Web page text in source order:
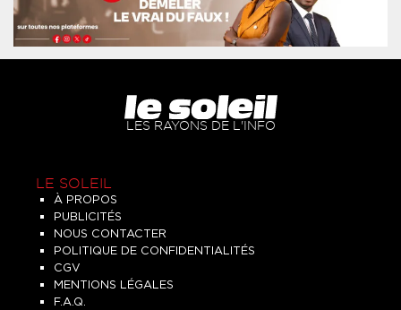
LES RAYONS DE L'INFO
LE SOLEIL
À PROPOS
PUBLICITÉS
NOUS CONTACTER
POLITIQUE DE CONFIDENTIALITÉS
CGV
MENTIONS LÉGALES
F.A.Q.